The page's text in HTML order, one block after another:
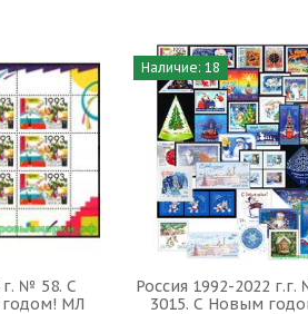
г. № 58. С
МЛ
Наличие: 18
Россия 1992-2022
3015. С Новым